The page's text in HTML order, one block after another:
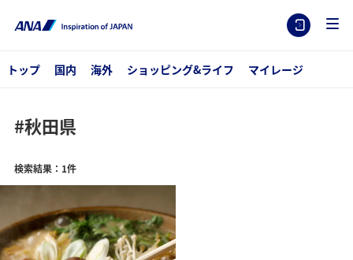
トップ 国内 海外 ショッピング&ライフ マイレージ
#秋田県
検索結果：1件